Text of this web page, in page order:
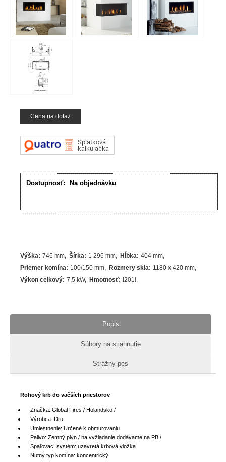
Cena na dotaz
Dostupnosť: Na objednávku
Výška: 746 mm Šírka: 1 296 mm Hĺbka: 404 mm
Priemer komína: 100/150 mm Rozmery skla: 1180 x 420 mm
Výkon celkový: 7,5 kW Hmotnosť: !201!
Popis
Súbory na stiahnutie
Strážny pes
Rohový krb do väčších priestorov
Značka: Global Fires / Holandsko /
Výrobca: Dru
Umiestnenie: Určené k obmurovaniu
Palivo: Zemný plyn / na vyžiadanie dodávame na PB /
Spaľovací systém: uzavretá krbová vložka
Nutný typ komína: koncentrický